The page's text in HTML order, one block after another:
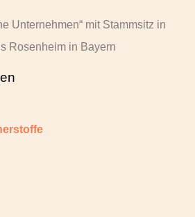
Unternehmen“ mit Stammsitz in
Rosenheim in Bayern